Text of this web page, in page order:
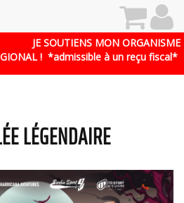
JE SOUTIENS MON ORGANISME
! *admissible à un reçu fiscal*
LÉGENDAIRE